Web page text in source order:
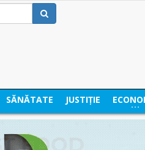
SĂNĂTATE JUSTIȚIE